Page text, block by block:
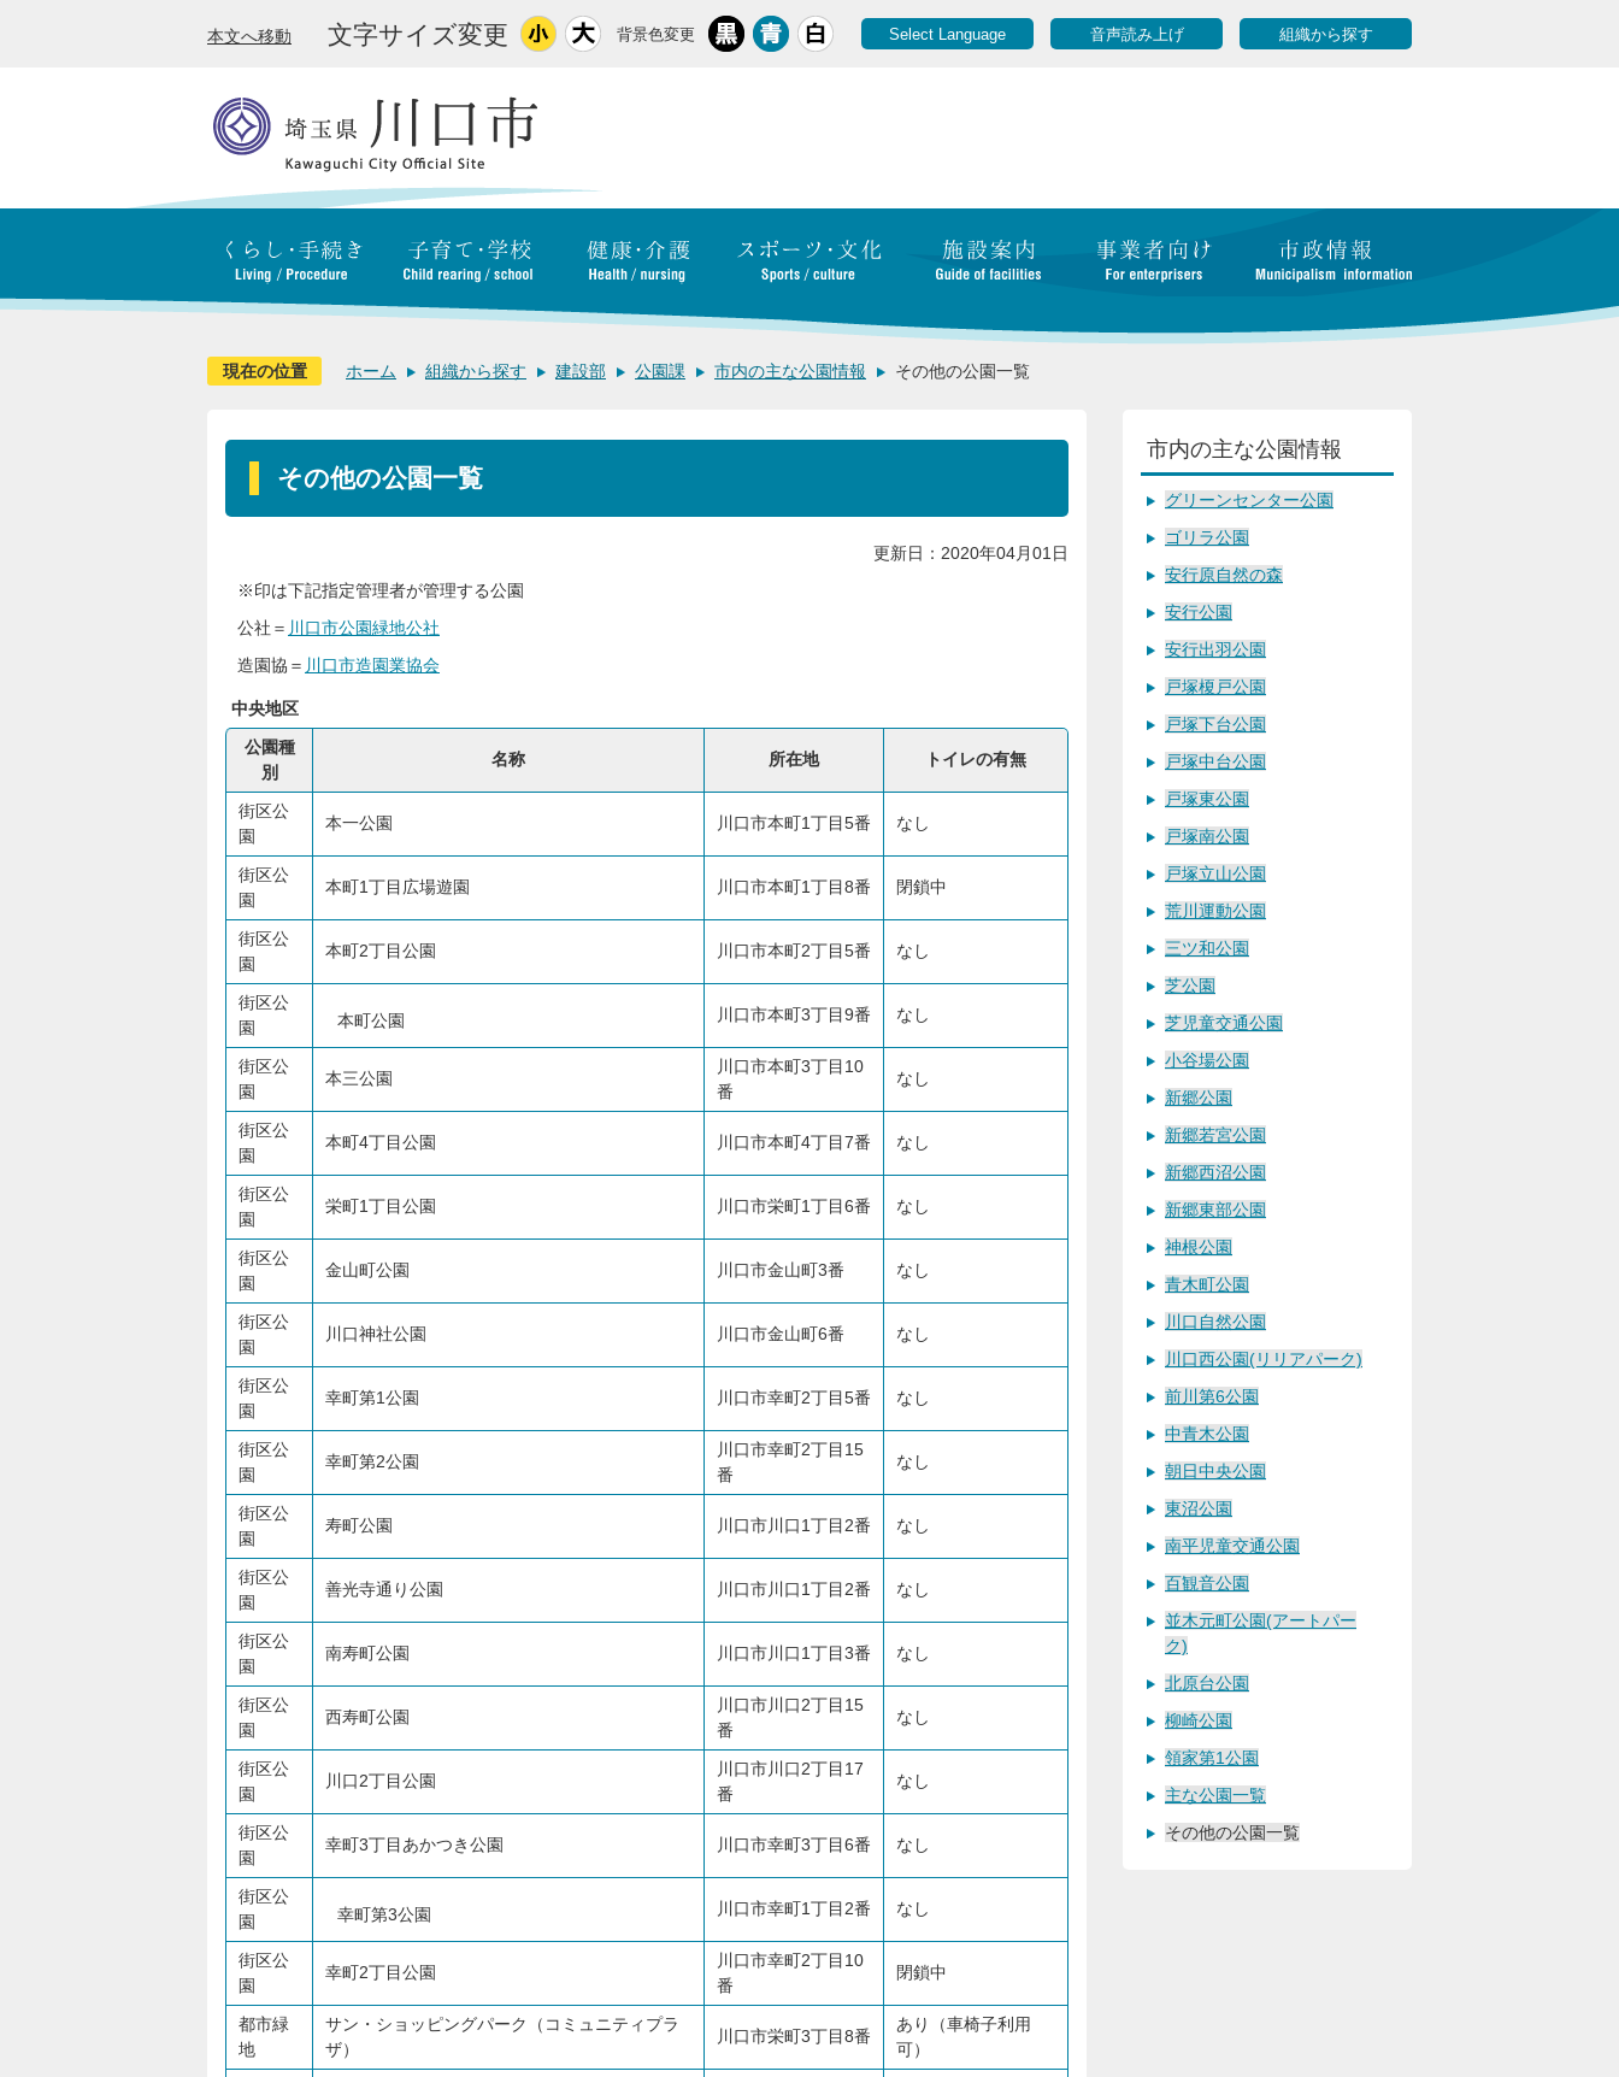
本文へ移動 文字サイズ変更 背景色変更 Select Language 音声読み上げ 組織から探す
現在の位置 ホーム 組織から探す 建設部 公園課 市内の主な公園情報 その他の公園一覧
その他の公園一覧
更新日：2020年04月01日
※印は下記指定管理者が管理する公園
公社＝ 川口市公園緑地公社
造園協＝ 川口市造園業協会
中央地区
公園種
別
名称 所在地 トイレの有無
街区公
園
本一公園 川口市本町1丁目5番 なし
街区公
園
本町1丁目広場遊園 川口市本町1丁目8番 閉鎖中
街区公
園
本町2丁目公園 川口市本町2丁目5番 なし
街区公
園
本町公園 川口市本町3丁目9番 なし
街区公
園
本三公園
川口市本町3丁目10
番
なし
街区公
園
本町4丁目公園 川口市本町4丁目7番 なし
街区公
園
栄町1丁目公園 川口市栄町1丁目6番 なし
街区公
園
金山町公園 川口市金山町3番 なし
街区公
園
川口神社公園 川口市金山町6番 なし
街区公
園
幸町第1公園 川口市幸町2丁目5番 なし
街区公
園
幸町第2公園
川口市幸町2丁目15
番
なし
街区公
園
寿町公園 川口市川口1丁目2番 なし
街区公
園
善光寺通り公園 川口市川口1丁目2番 なし
街区公
園
南寿町公園 川口市川口1丁目3番 なし
街区公
園
西寿町公園
川口市川口2丁目15
番
なし
街区公
園
川口2丁目公園
川口市川口2丁目17
番
なし
街区公
園
幸町3丁目あかつき公園 川口市幸町3丁目6番 なし
街区公
園
幸町第3公園 川口市幸町1丁目2番 なし
街区公
園
幸町2丁目公園
川口市幸町2丁目10
番
閉鎖中
都市緑
地
サン・ショッピングパーク（コミュニティプラ
ザ）
川口市栄町3丁目8番
あり（車椅子利用
可）
市内の主な公園情報
グリーンセンター公園
ゴリラ公園
安行原自然の森
安行公園
安行出羽公園
戸塚榎戸公園
戸塚下台公園
戸塚中台公園
戸塚東公園
戸塚南公園
戸塚立山公園
荒川運動公園
三ツ和公園
芝公園
芝児童交通公園
小谷場公園
新郷公園
新郷若宮公園
新郷西沼公園
新郷東部公園
神根公園
青木町公園
川口自然公園
川口西公園(リリアパーク)
前川第6公園
中青木公園
朝日中央公園
東沼公園
南平児童交通公園
百観音公園
並木元町公園(アートパー
ク)
北原台公園
柳崎公園
領家第1公園
主な公園一覧
その他の公園一覧